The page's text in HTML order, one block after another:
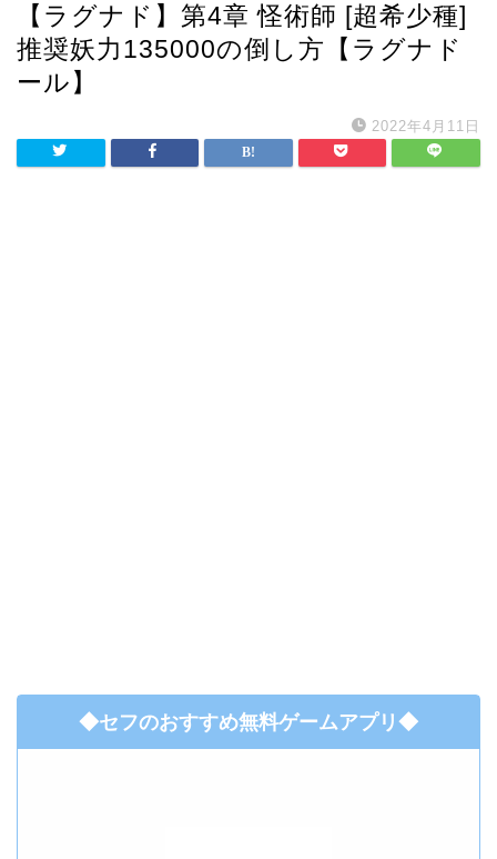
【ラグナド】第4章 怪術師 [超希少種]
推奨妖力135000の倒し方【ラグナド
ール】
2022年4月11日
◆セフのおすすめ無料ゲームアプリ◆